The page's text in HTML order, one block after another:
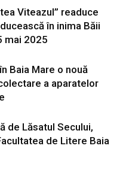
Viteazul” readuce
în inima Băii
mai 2025
Baia Mare o nouă
a aparatelor
de Lăsatul Secului,
de Litere Baia